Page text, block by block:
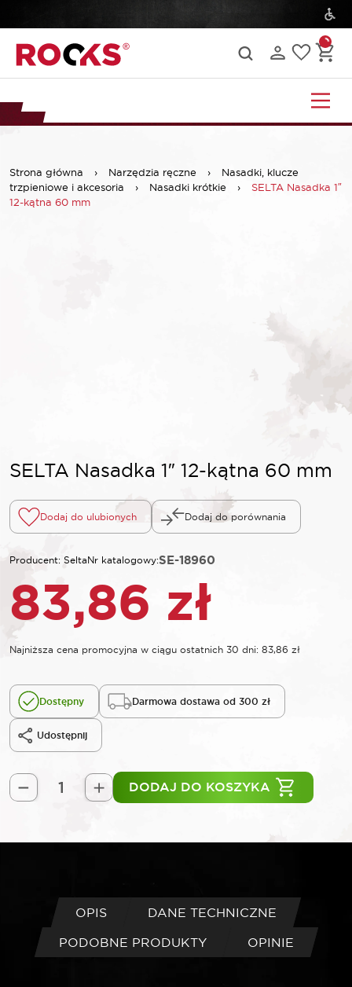
Strona główna › Narzędzia ręczne ›
Nasadki, klucze
trzpieniowe i akcesoria
› Nasadki krótkie ›
SELTA Nasadka 1″
12-kątna 60 mm
SELTA Nasadka 1″ 12-kątna 60 mm
Dodaj do ulubionych Dodaj do porównania
Producent: SeltaNr katalogowy:SE-18960
83,86 zł
Najniższa cena promocyjna w ciągu ostatnich 30 dni: 83,86 zł
Dostępny Darmowa dostawa od 300 zł
Udostępnij
ilość
60
DODAJ DO KOSZYKA
OPIS
DANE TECHNICZNE
PODOBNE PRODUKTY
OPINIE